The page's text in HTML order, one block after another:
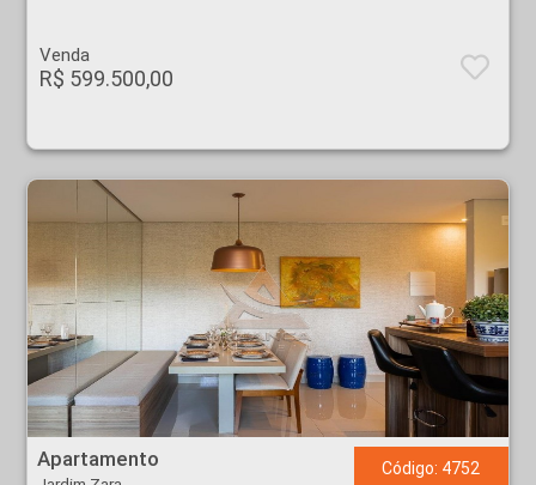
Venda
R$ 599.500,00
Apartamento - Jardim Zara - Ribeirão Preto
Apartamento Código: 4752